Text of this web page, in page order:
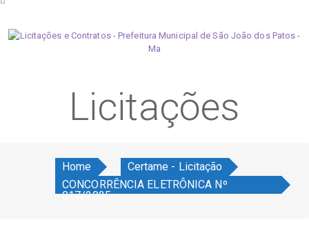
Licitações
Home
Certame - Licitação
CONCORRÊNCIA ELETRÔNICA Nº
017/2025 –